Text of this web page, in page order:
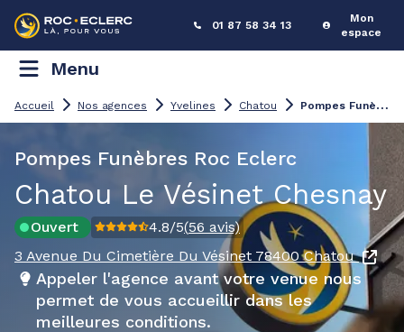
01 87 58 34 13
Mon
espace
Menu
Accueil Nos agences Yvelines Chatou P
ompes Funèbres Chatou Le Vésinet Chesnay
Pompes Funèbres Roc Eclerc
Chatou Le Vésinet Chesnay
Ouvert 4.8/5(56 avis)
3 Avenue Du Cimetière Du Vésinet 78400 Chatou
Appeler l'agence avant votre venue nous
permet de vous accueillir dans les
meilleures conditions.